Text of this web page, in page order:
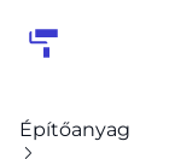
Építőanyag